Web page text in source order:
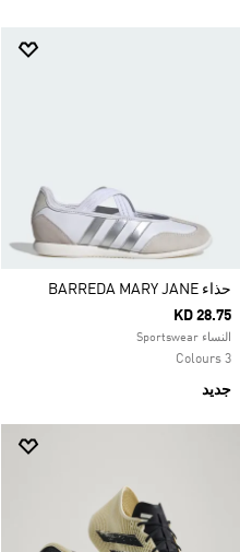
حذاء BARREDA MARY JANE
KD 28.75
النساء Sportswear
3 Colours
جديد